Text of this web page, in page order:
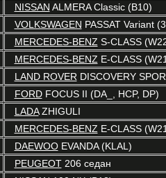
NISSAN ALMERA Classic (B10)
VOLKSWAGEN PASSAT Variant
MERCEDES-BENZ S-CLASS
MERCEDES-BENZ E-CLASS
LAND ROVER DISCOVERY
FORDFOCUS II (DA_, HCP, DP)
LADAZHIGULI
MERCEDES-BENZ E-CLASS
DAEWOOEVANDA (KLAL)
PEUGEOT206 седан